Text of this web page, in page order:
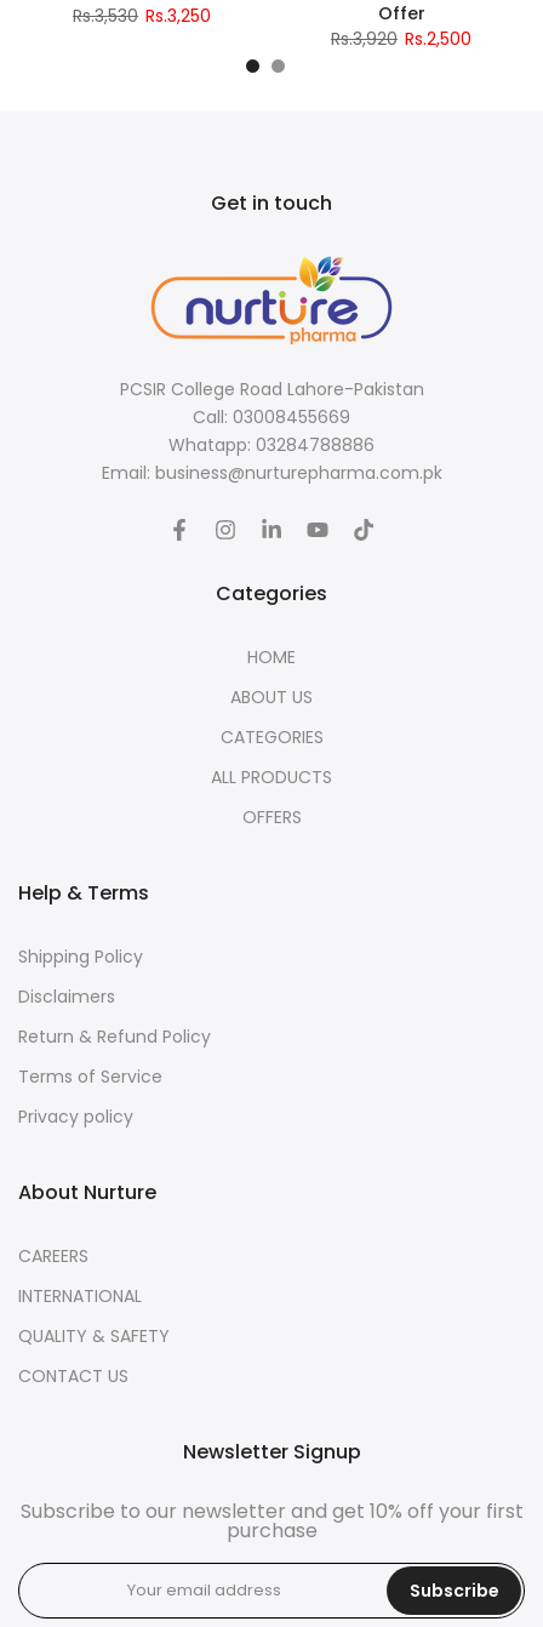
Rs.3,530 Rs.3,250
Offer
Rs.3,920 Rs.2,500
Get in touch
PCSIR College Road Lahore-Pakistan
Call: 03008455669
Whatapp: 03284788886
Email: business@nurturepharma.com.pk
Categories
HOME
ABOUT US
CATEGORIES
ALL PRODUCTS
OFFERS
Help & Terms
Shipping Policy
Disclaimers
Return & Refund Policy
Terms of Service
Privacy policy
About Nurture
CAREERS
INTERNATIONAL
QUALITY & SAFETY
CONTACT US
Newsletter Signup
Subscribe to our newsletter and get 10% off your first
purchase
Subscribe